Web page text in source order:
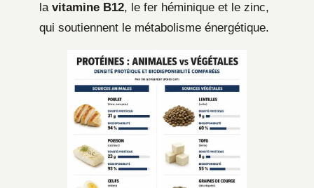
la vitamine B12, le fer héminique et le zinc,
qui soutiennent le métabolisme énergétique.